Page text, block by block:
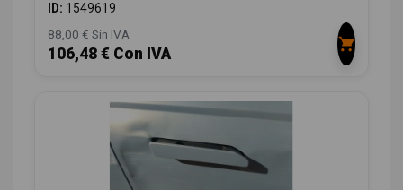
ID: 1549619
88,00 € Sin IVA
106,48 € Con IVA